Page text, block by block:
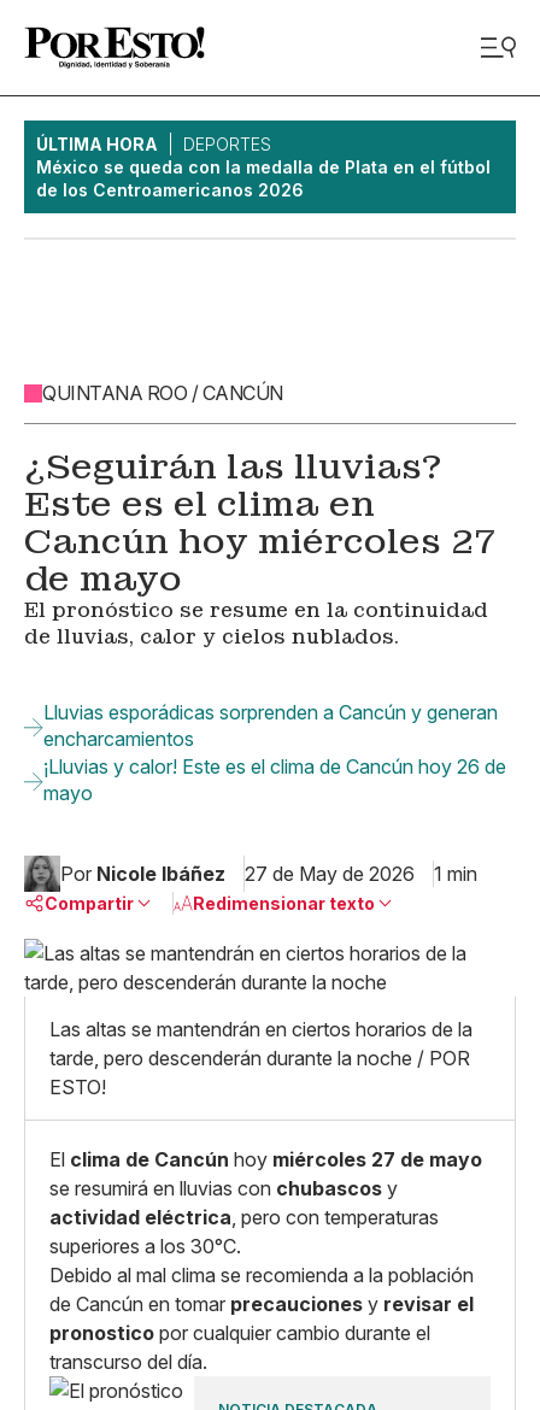
ÚLTIMA HORA
DEPORTES
México se queda con la medalla de Plata en el fútbol
de los Centroamericanos 2026
QUINTANA ROO / CANCÚN
¿Seguirán las lluvias?
Este es el clima en
Cancún hoy miércoles 27
de mayo
El pronóstico se resume en la continuidad
de lluvias, calor y cielos nublados.
Lluvias esporádicas sorprenden a Cancún y generan
encharcamientos
¡Lluvias y calor! Este es el clima de Cancún hoy 26 de
mayo
Por Nicole Ibáñez 27 de May de 2026 1 min
Compartir
Linkedin
Facebook
X
Whatsapp
Copiar enlace
Redimensionar texto
Pequeño
Mediano
Grande
Las altas se mantendrán en ciertos horarios de la
tarde, pero descenderán durante la noche / POR
ESTO!
El clima de Cancún hoy miércoles 27 de mayo
se resumirá en lluvias con chubascos y
actividad eléctrica, pero con temperaturas
superiores a los 30°C.
Debido al mal clima se recomienda a la población
de Cancún en tomar precauciones y revisar el
pronostico por cualquier cambio durante el
transcurso del día.